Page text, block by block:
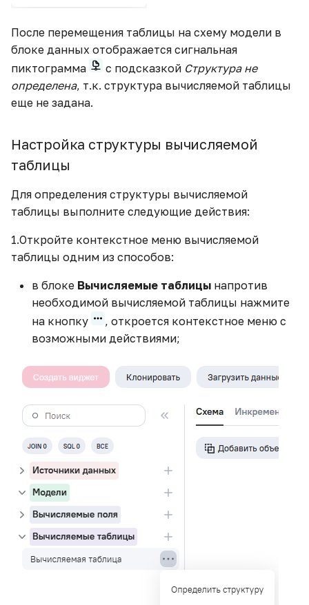
После перемещения таблицы на схему модели в
блоке данных отображается сигнальная
пиктограмма
с подсказкой Структура не
определена, т.к. структура вычисляемой таблицы
еще не задана.
Настройка структуры вычисляемой
таблицы
Для определения структуры вычисляемой
таблицы выполните следующие действия:
1.Откройте контекстное меню вычисляемой
таблицы одним из способов:
в блоке Вычисляемые таблицы напротив
необходимой вычисляемой таблицы нажмите
на кнопку
, откроется контекстное меню с
возможными действиями;